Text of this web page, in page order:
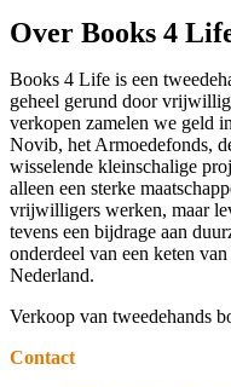
Over Books 4
Books 4 Life is een
geheel gerund door
verkopen zamelen we geld
Novib, het Armoedefonds,
wisselende kleinschalige
alleen een sterke
vrijwilligers werken, maar
tevens een bijdrage aan
onderdeel van een keten
Nederland.
Verkoop van tweedehands
Contact